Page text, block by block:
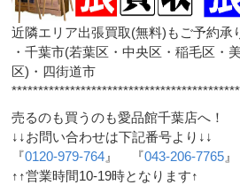
近隣エリア出張買取(無料)もご予約承
・千葉市(若葉区・中央区・稲毛区・
区)・四街道市
売るのも買うのも愛品館千葉店へ！
↓↓お問い合わせは下記番号より↓↓
『0120-979-764 』 『043-206-7765 』
↑↑営業時間10-19時となります↑